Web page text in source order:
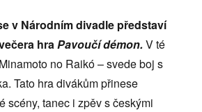
v Národním divadle představí
hraPavoučí démon.V té
no Raikó – svede boj s
Tato hra divákům přinese
scény, tanec i zpěv s českými